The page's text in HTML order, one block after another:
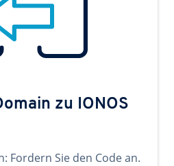
zu IONOS
Fordern Sie den Code an.